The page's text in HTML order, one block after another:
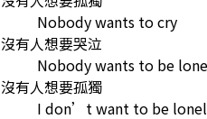
Nobody wants to cry
沒有人想要哭泣
Nobody wants to be
沒有人想要孤獨
I don’t want to be